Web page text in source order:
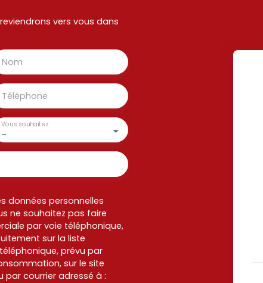
vers vous dans
Nom
Téléphone
-
Vous souhaitez
données personnelles
ne souhaitez pas faire
par voie téléphonique,
sur la liste
prévu par
sur le site
par courrier adressé à :